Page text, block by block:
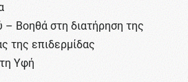
– Βοηθά στη διατήρηση της
της επιδερμίδας
Υφή